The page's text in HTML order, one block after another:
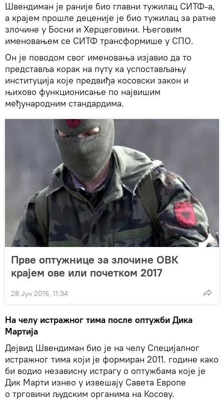
Швендиман је раније био главни тужилац СИТФ-а,
а крајем прошле деценије је био тужилац за ратне
злочине у Босни и Херцеговини. Његовим
именовањем се СИТФ трансформише у СПО.
Он је поводом свог именовања изјавио да то
представља корак на путу ка успостављању
институција које предвиђа косовски закон и
њихово функционисање по највишим
међународним стандардима.
Прве оптужнице за злочине ОВК
крајем ове или почетком 2017
28 Јун 2016, 11:34
На челу истражног тима после оптужби Дика
Мартија
Дејвид Швендиман био је на челу Специјалног
истражног тима који је формиран 2011. године како
би водио независну истрагу о оптужбама које је
Дик Марти изнео у извешају Савета Европе
о трговини људским органима на Косову.